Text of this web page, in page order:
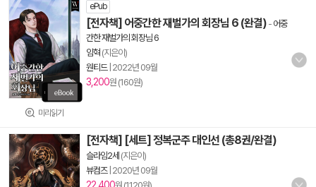
미리읽기
ePub
[전자책] 어중간한 재벌가의 회장님 6 (완결) - 어중
간한 재벌가의 회장님 6
임혁 (지은이)
원티드| 2022년 09월
3,200원 (160원)
[전자책] [세트] 정복군주 대인선 (총8권/완결)
슬라임2세 (지은이)
뷰컴즈| 2020년 09월